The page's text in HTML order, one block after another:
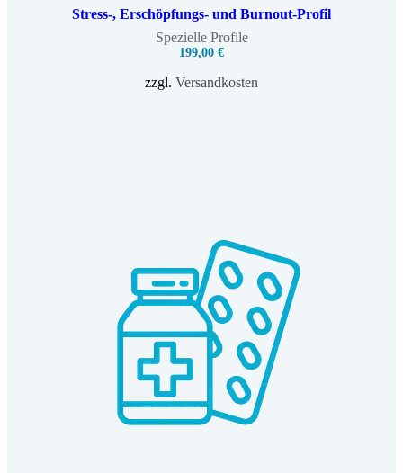
Stress-, Erschöpfungs- und Burnout-Profil
Spezielle Profile
199,00 €
zzgl. Versandkosten